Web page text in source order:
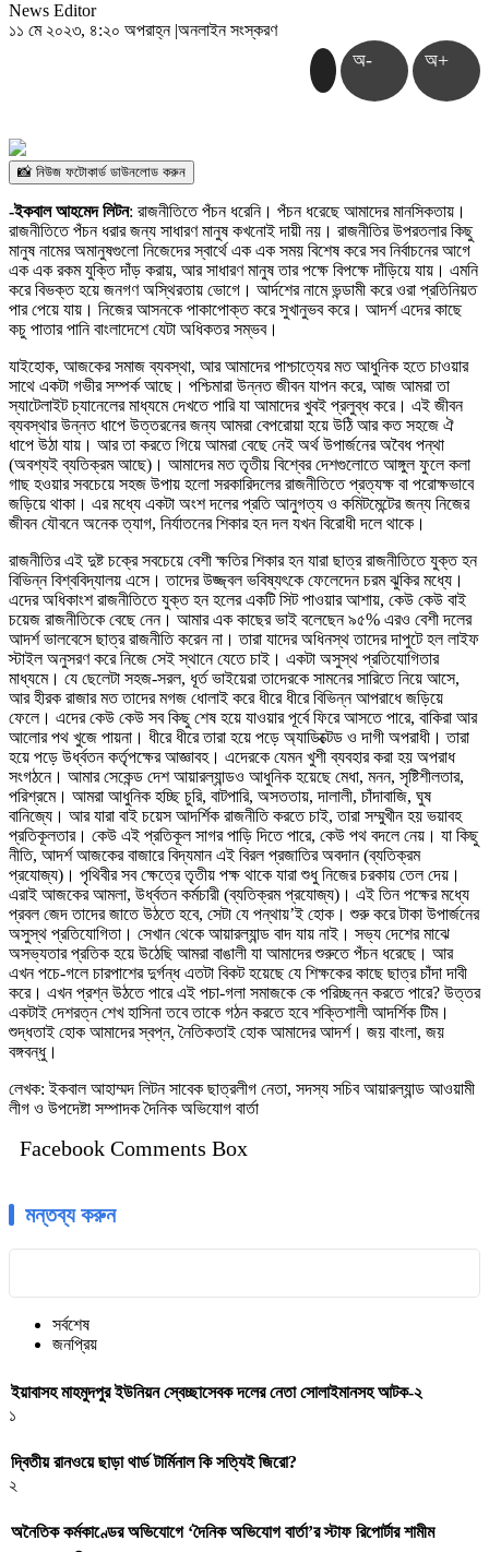
News Editor
১১ মে ২০২৩, ৪:২০ অপরাহ্ন |অনলাইন সংস্করণ
অ- অ+
📸 নিউজ ফটোকার্ড ডাউনলোড করুন
-ইকবাল আহমেদ লিটন: রাজনীতিতে পঁচন ধরেনি। পঁচন ধরেছে আমাদের মানসিকতায়।
রাজনীতিতে পঁচন ধরার জন্য সাধারণ মানুষ কখনোই দায়ী নয়। রাজনীতির উপরতলার কিছু
মানুষ নামের অমানুষগুলো নিজেদের স্বার্থে এক এক সময় বিশেষ করে সব নির্বাচনের আগে
এক এক রকম যুক্তি দাঁড় করায়, আর সাধারণ মানুষ তার পক্ষে বিপক্ষে দাঁড়িয়ে যায়। এমনি
করে বিভক্ত হয়ে জনগণ অস্থিরতায় ভোগে। আর্দশের নামে ভন্ডামী করে ওরা প্রতিনিয়ত
পার পেয়ে যায়। নিজের আসনকে পাকাপোক্ত করে সুখানুভব করে। আদর্শ এদের কাছে
কচু পাতার পানি বাংলাদেশে যেটা অধিকতর সম্ভব।
যাইহোক, আজকের সমাজ ব্যবস্থা, আর আমাদের পাশ্চাত্যের মত আধুনিক হতে চাওয়ার
সাথে একটা গভীর সম্পর্ক আছে। পশ্চিমারা উন্নত জীবন যাপন করে, আজ আমরা তা
স্যাটেলাইট চ্যানেলের মাধ্যমে দেখতে পারি যা আমাদের খুবই প্রলুব্ধ করে। এই জীবন
ব্যবস্থার উন্নত ধাপে উত্তরনের জন্য আমরা বেপরোয়া হয়ে উঠি আর কত সহজে ঐ
ধাপে উঠা যায়। আর তা করতে গিয়ে আমরা বেছে নেই অর্থ উপার্জনের অবৈধ পন্থা
(অবশ্যই ব্যতিক্রম আছে)। আমাদের মত তৃতীয় বিশ্বের দেশগুলোতে আঙ্গুল ফুলে কলা
গাছ হওয়ার সবচেয়ে সহজ উপায় হলো সরকারিদলের রাজনীতিতে প্রত্যক্ষ বা পরোক্ষভাবে
জড়িয়ে থাকা। এর মধ্যে একটা অংশ দলের প্রতি আনুগত্য ও কমিটমেন্টের জন্য নিজের
জীবন যৌবনে অনেক ত্যাগ, নির্যাতনের শিকার হন দল যখন বিরোধী দলে থাকে।
রাজনীতির এই দুষ্ট চক্রে সবচেয়ে বেশী ক্ষতির শিকার হন যারা ছাত্র রাজনীতিতে যুক্ত হন
বিভিন্ন বিশ্ববিদ্যালয় এসে। তাদের উজ্জ্বল ভবিষ্যৎকে ফেলেদেন চরম ঝুকির মধ্যে।
এদের অধিকাংশ রাজনীতিতে যুক্ত হন হলের একটি সিট পাওয়ার আশায়, কেউ কেউ বাই
চয়েজ রাজনীতিকে বেছে নেন। আমার এক কাছের ভাই বলেছেন ৯৫% এরও বেশী দলের
আদর্শ ভালবেসে ছাত্র রাজনীতি করেন না। তারা যাদের অধিনস্থ তাদের দাপুটে হল লাইফ
স্টাইল অনুসরণ করে নিজে সেই স্থানে যেতে চাই। একটা অসুস্থ প্রতিযোগিতার
মাধ্যমে। যে ছেলেটা সহজ-সরল, ধূর্ত ভাইয়েরা তাদেরকে সামনের সারিতে নিয়ে আসে,
আর হীরক রাজার মত তাদের মগজ ধোলাই করে ধীরে ধীরে বিভিন্ন আপরাধে জড়িয়ে
ফেলে। এদের কেউ কেউ সব কিছু শেষ হয়ে যাওয়ার পূর্বে ফিরে আসতে পারে, বাকিরা আর
আলোর পথ খুজে পায়না। ধীরে ধীরে তারা হয়ে পড়ে অ্যাডিক্টেড ও দাগী অপরাধী। তারা
হয়ে পড়ে উর্ধ্বতন কর্তৃপক্ষের আজ্ঞাবহ। এদেরকে যেমন খুশী ব্যবহার করা হয় অপরাধ
সংগঠনে। আমার সেকেন্ড দেশ আয়ারল্যান্ডও আধুনিক হয়েছে মেধা, মনন, সৃষ্টিশীলতার,
পরিশ্রমে। আমরা আধুনিক হচ্ছি চুরি, বাটপারি, অসততায়, দালালী, চাঁদাবাজি, ঘুষ
বানিজ্যে। আর যারা বাই চয়েস আদর্শিক রাজনীতি করতে চাই, তারা সম্মুখীন হয় ভয়াবহ
প্রতিকূলতার। কেউ এই প্রতিকূল সাগর পাড়ি দিতে পারে, কেউ পথ বদলে নেয়। যা কিছু
নীতি, আদর্শ আজকের বাজারে বিদ্যমান এই বিরল প্রজাতির অবদান (ব্যতিক্রম
প্রযোজ্য)। পৃথিবীর সব ক্ষেত্রে তৃতীয় পক্ষ থাকে যারা শুধু নিজের চরকায় তেল দেয়।
এরাই আজকের আমলা, উর্ধ্বতন কর্মচারী (ব্যতিক্রম প্রযোজ্য)। এই তিন পক্ষের মধ্যে
প্রবল জেদ তাদের জাতে উঠতে হবে, সেটা যে পন্থায়’ই হোক। শুরু করে টাকা উপার্জনের
অসুস্থ প্রতিযোগিতা। সেখান থেকে আয়ারল্যান্ড বাদ যায় নাই। সভ্য দেশের মাঝে
অসভ্যতার প্রতিক হয়ে উঠেছি আমরা বাঙালী যা আমাদের শুরুতে পঁচন ধরেছে। আর
এখন পচে-গলে চারপাশের দুর্গন্ধ এতটা বিকট হয়েছে যে শিক্ষকের কাছে ছাত্র চাঁদা দাবী
করে। এখন প্রশ্ন উঠতে পারে এই পচা-গলা সমাজকে কে পরিচ্ছন্ন করতে পারে? উত্তর
একটাই দেশরত্ন শেখ হাসিনা তবে তাকে গঠন করতে হবে শক্তিশালী আদর্শিক টিম।
শুদ্ধতাই হোক আমাদের স্বপ্ন, নৈতিকতাই হোক আমাদের আদর্শ। জয় বাংলা, জয়
বঙ্গবন্ধু।
লেখক: ইকবাল আহাম্মদ লিটন সাবেক ছাত্রলীগ নেতা, সদস্য সচিব আয়ারল্যান্ড আওয়ামী
লীগ ও উপদেষ্টা সম্পাদক দৈনিক অভিযোগ বার্তা
Facebook Comments Box
মন্তব্য করুন
সর্বশেষ
জনপ্রিয়
ইয়াবাসহ মাহমুদপুর ইউনিয়ন স্বেচ্ছাসেবক দলের নেতা সোলাইমানসহ আটক-২
১
দ্বিতীয় রানওয়ে ছাড়া থার্ড টার্মিনাল কি সত্যিই জিরো?
২
অনৈতিক কর্মকাণ্ডের অভিযোগে ‘দৈনিক অভিযোগ বার্তা’র স্টাফ রিপোর্টার শামীম